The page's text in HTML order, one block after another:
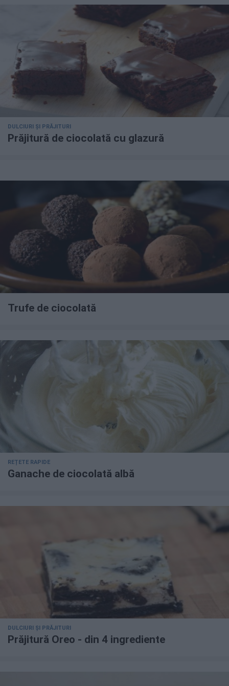
DULCIURI ȘI PRĂJITURI
Prăjitură de ciocolată cu glazură
Trufe de ciocolată
REȚETE RAPIDE
Ganache de ciocolată albă
DULCIURI ȘI PRĂJITURI
Prăjitură Oreo - din 4 ingrediente